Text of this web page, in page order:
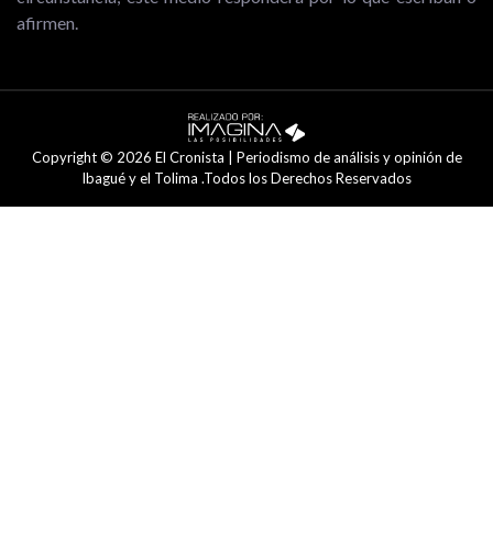
afirmen.
Copyright © 2026 El Cronista | Periodismo de análisis y opinión de
Ibagué y el Tolima .Todos los Derechos Reservados